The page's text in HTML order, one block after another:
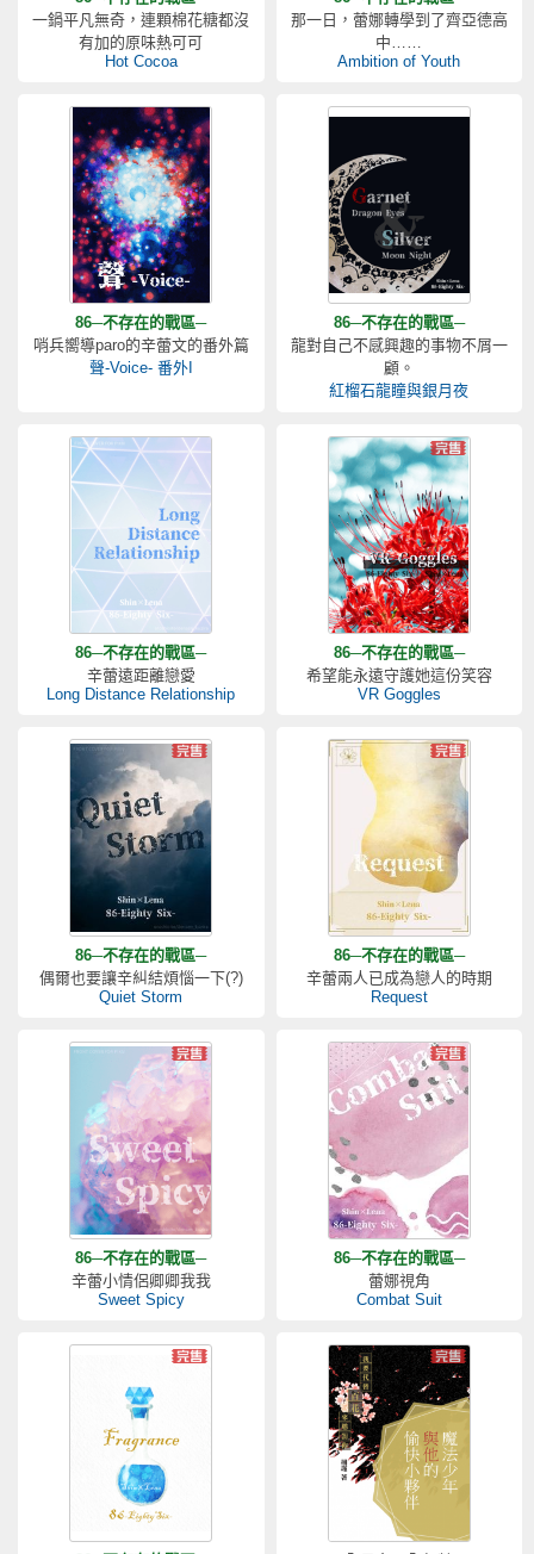
一鍋平凡無奇，連顆棉花糖都沒
有加的原味熱可可
Hot Cocoa
那一日，蕾娜轉學到了齊亞德高
中……
Ambition of Youth
86─不存在的戰區─
哨兵嚮導paro的辛蕾文的番外篇
聲-Voice- 番外I
86─不存在的戰區─
龍對自己不感興趣的事物不屑一
顧。
紅榴石龍瞳與銀月夜
86─不存在的戰區─
辛蕾遠距離戀愛
Long Distance Relationship
86─不存在的戰區─
希望能永遠守護她這份笑容
VR Goggles
86─不存在的戰區─
偶爾也要讓辛糾結煩惱一下(?)
Quiet Storm
86─不存在的戰區─
辛蕾兩人已成為戀人的時期
Request
86─不存在的戰區─
辛蕾小情侶卿卿我我
Sweet Spicy
86─不存在的戰區─
蕾娜視角
Combat Suit